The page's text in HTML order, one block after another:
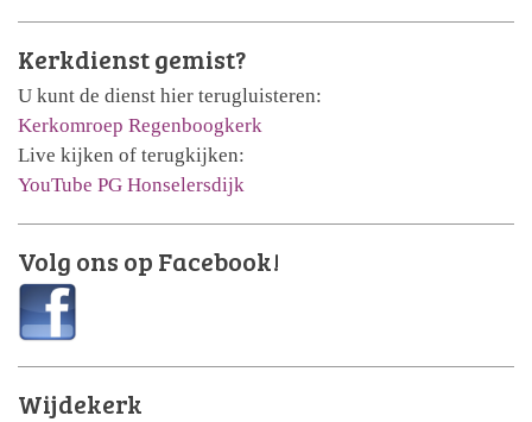
Kerkdienst gemist?
U kunt de dienst hier terugluisteren:
Kerkomroep Regenboogkerk
Live kijken of terugkijken:
YouTube PG Honselersdijk
Volg ons op Facebook!
Wijdekerk